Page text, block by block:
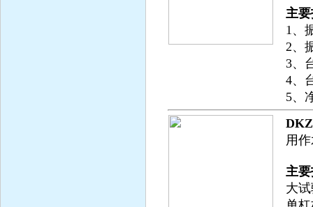
主
1、
2、
3、
4、
5、
用
主
大